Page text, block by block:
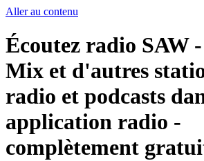
Aller au contenu
Écoutez radio SAW
Mix et d'autres
radio et podcasts
application radio -
complètement